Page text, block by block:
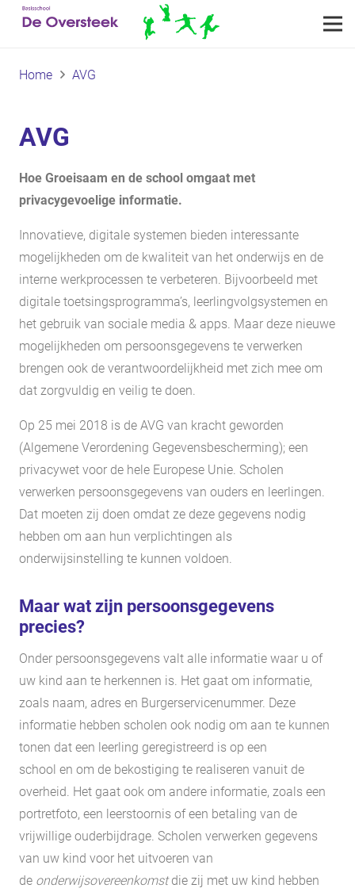
Home AVG
AVG
Hoe Groeisaam en de school omgaat met
privacygevoelige informatie.
Innovatieve, digitale systemen bieden interessante
mogelijkheden om de kwaliteit van het onderwijs en de
interne werkprocessen te verbeteren. Bijvoorbeeld met
digitale toetsingsprogramma’s, leerlingvolgsystemen en
het gebruik van sociale media & apps. Maar deze nieuwe
mogelijkheden om persoonsgegevens te verwerken
brengen ook de verantwoordelijkheid met zich mee om
dat zorgvuldig en veilig te doen.
Op 25 mei 2018 is de AVG van kracht geworden
(Algemene Verordening Gegevensbescherming); een
privacywet voor de hele Europese Unie. Scholen
verwerken persoonsgegevens van ouders en leerlingen.
Dat moeten zij doen omdat ze deze gegevens nodig
hebben om aan hun verplichtingen als
onderwijsinstelling te kunnen voldoen.
Maar wat zijn persoonsgegevens
precies?
Onder persoonsgegevens valt alle informatie waar u of
uw kind aan te herkennen is. Het gaat om informatie,
zoals naam, adres en Burgerservicenummer. Deze
informatie hebben scholen ook nodig om aan te kunnen
tonen dat een leerling geregistreerd is op een
school en om de bekostiging te realiseren vanuit de
overheid. Het gaat ook om andere informatie, zoals een
portretfoto, een leerstoornis of een betaling van de
vrijwillige ouderbijdrage. Scholen verwerken gegevens
van uw kind voor het uitvoeren van
de onderwijsovereenkomstdie zij met uw kind hebben